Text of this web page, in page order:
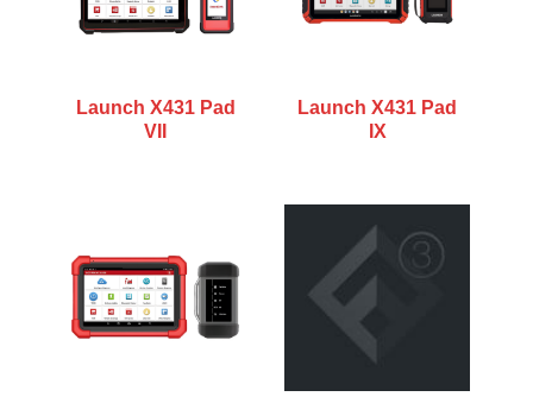
Launch X431 Pad
VII
Launch X431 Pad
IX